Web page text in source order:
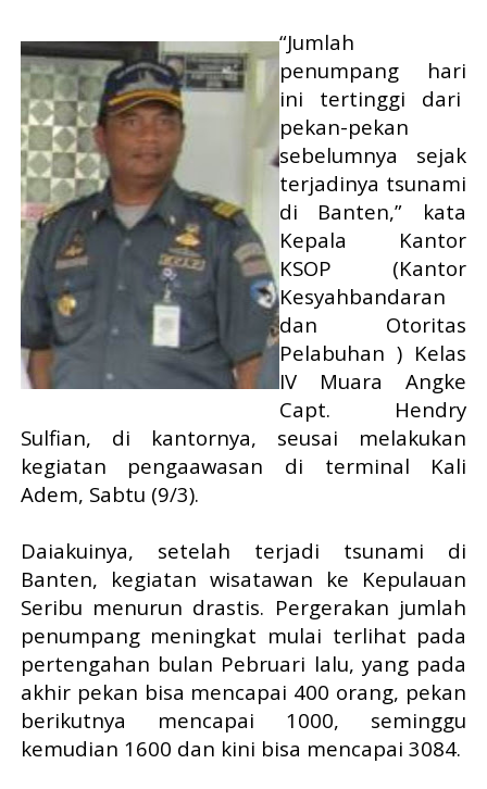
“Jumlah
penumpang hari
ini tertinggi dari
pekan-pekan
sebelumnya sejak
terjadinya tsunami
di Banten,” kata
Kepala Kantor
KSOP (Kantor
Kesyahbandaran
dan Otoritas
Pelabuhan ) Kelas
IV Muara Angke
Capt. Hendry
Sulfian, di kantornya, seusai melakukan
kegiatan pengaawasan di terminal Kali
Adem, Sabtu (9/3).
Daiakuinya, setelah terjadi tsunami di
Banten, kegiatan wisatawan ke Kepulauan
Seribu menurun drastis. Pergerakan jumlah
penumpang meningkat mulai terlihat pada
pertengahan bulan Pebruari lalu, yang pada
akhir pekan bisa mencapai 400 orang, pekan
berikutnya mencapai 1000, seminggu
kemudian 1600 dan kini bisa mencapai 3084.